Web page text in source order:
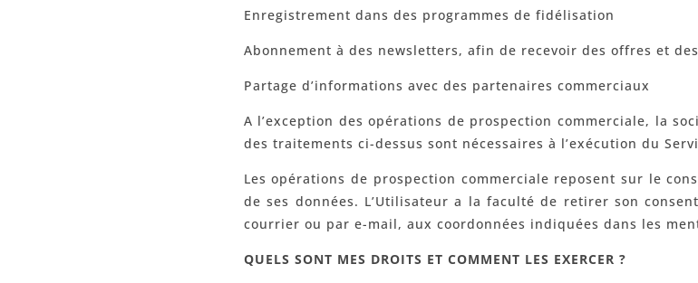
Enregistrement dans des programmes de fidélisation
Abonnement à des newsletters, afin de recevoir des offres et
Partage d’informations avec des partenaires commerciaux
A l’exception des opérations de prospection commerciale, la
des traitements ci-dessus sont nécessaires à l’exécution du
Les opérations de prospection commerciale reposent sur le
de ses données. L’Utilisateur a la faculté de retirer son
courrier ou par e-mail, aux coordonnées indiquées dans les
QUELS SONT MES DROITS ET COMMENT LES EXERCER ?